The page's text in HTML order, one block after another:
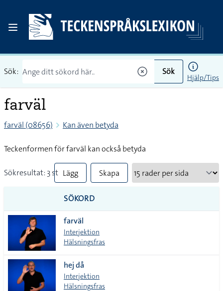
Sök: Sök
Hjälp/Tips
farväl
farväl (08656) Kan även betyda
Teckenformen för farväl kan också betyda
Sökresultat: 3 st Lägg
till
alla i
lista
Skapa
SÖKORD
farväl
Interjektion
Hälsningsfras
hej då
Interjektion
Hälsningsfras